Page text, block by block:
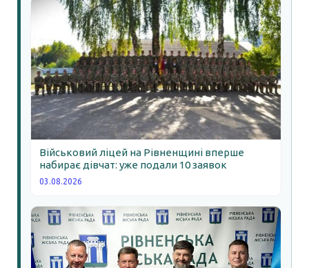
Військовий ліцей на Рівненщині вперше
набирає дівчат: уже подали 10 заявок
03.08.2026